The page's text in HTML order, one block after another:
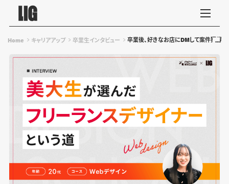
Home キャリアアップ 卒業生インタビュー 卒業後、好きなお店にDMして案件獲得